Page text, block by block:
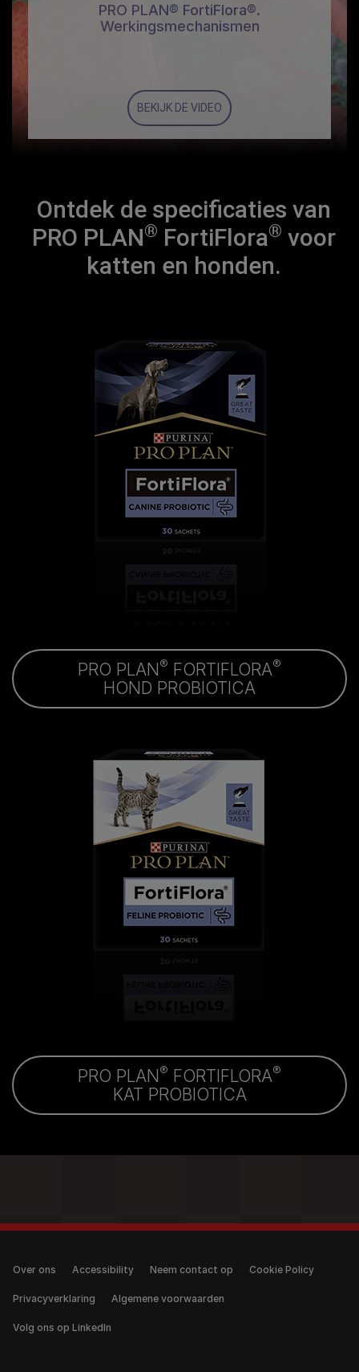
PRO PLAN® FortiFlora®.
Werkingsmechanismen
BEKIJK DE VIDEO
Ontdek de specificaties van
PRO PLAN® FortiFlora® voor
katten en honden.
PRO PLAN® FORTIFLORA®
HOND PROBIOTICA
PRO PLAN® FORTIFLORA®
KAT PROBIOTICA
Legal (anonymous)
Over ons Accessibility Neem contact op Cookie Policy
Privacyverklaring Algemene voorwaarden
Volg ons op LinkedIn